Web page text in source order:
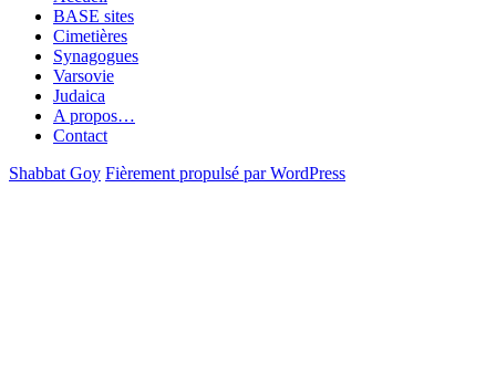
BASE sites
Cimetières
Synagogues
Varsovie
Judaica
A propos…
Contact
Shabbat Goy Fièrement propulsé par WordPress